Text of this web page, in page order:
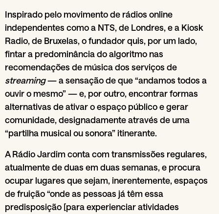
Inspirado pelo movimento de rádios online
independentes como a NTS, de Londres, e a Kiosk
Radio, de Bruxelas, o fundador quis, por um lado,
fintar a predominância do algoritmo nas
recomendações de música dos serviços de
streaming— a sensação de que “andamos todos a
ouvir o mesmo” — e, por outro, encontrar formas
alternativas de ativar o espaço público e gerar
comunidade, designadamente através de uma
“partilha musical ou sonora” itinerante.
A Rádio Jardim conta com transmissões regulares,
atualmente de duas em duas semanas, e procura
ocupar lugares que sejam, inerentemente, espaços
de fruição “onde as pessoas já têm essa
predisposição [para experienciar atividades